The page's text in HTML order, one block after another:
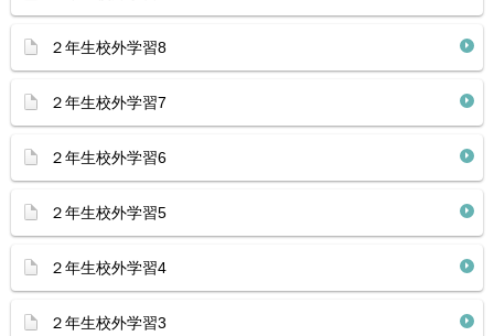
２年生校外学習8
２年生校外学習7
２年生校外学習6
２年生校外学習5
２年生校外学習4
２年生校外学習3